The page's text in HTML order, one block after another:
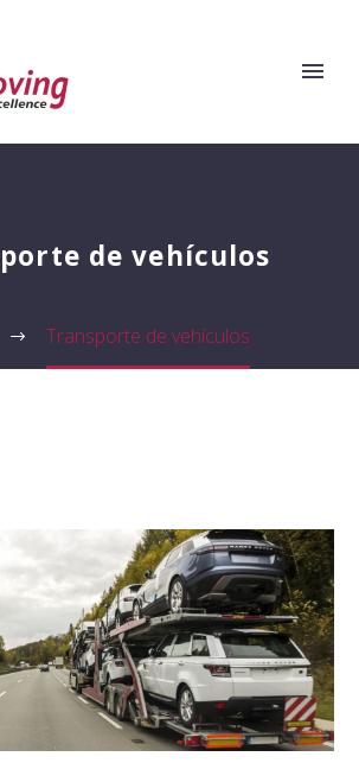
de vehículos
Transporte de vehículos